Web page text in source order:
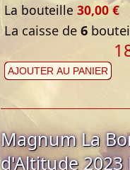
La bouteille 30,00 €
La caisse de 6
AJOUTER AU PANIER
Magnum La
d'Altitude 2023